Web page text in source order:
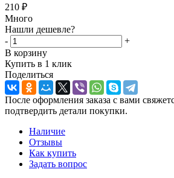
210 ₽
Много
Нашли дешевле?
-
+
В корзину
Купить в 1 клик
Поделиться
После оформления заказа с вами
подтвердить детали покупки.
Наличие
Отзывы
Как купить
Задать вопрос